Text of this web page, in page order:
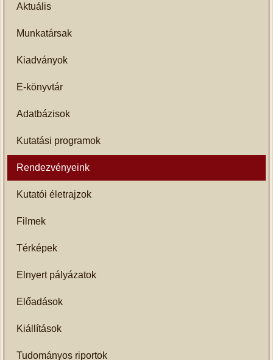
Aktuális
Munkatársak
Kiadványok
E-könyvtár
Adatbázisok
Kutatási programok
Rendezvényeink
Kutatói életrajzok
Filmek
Térképek
Elnyert pályázatok
Előadások
Kiállítások
Tudományos riportok